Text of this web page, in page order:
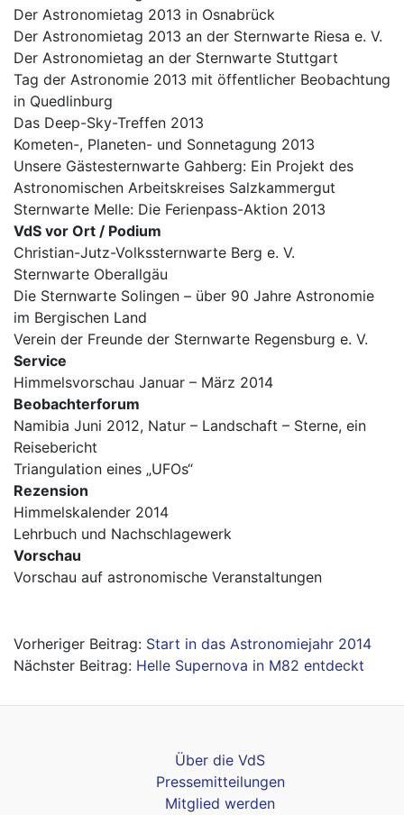
Der Astronomietag 2013 in Osnabrück
Der Astronomietag 2013 an der Sternwarte Riesa e. V.
Der Astronomietag an der Sternwarte Stuttgart
Tag der Astronomie 2013 mit öffentlicher Beobachtung
in Quedlinburg
Das Deep-Sky-Treffen 2013
Kometen-, Planeten- und Sonnetagung 2013
Unsere Gästesternwarte Gahberg: Ein Projekt des
Astronomischen Arbeitskreises Salzkammergut
Sternwarte Melle: Die Ferienpass-Aktion 2013
VdS vor Ort / Podium
Christian-Jutz-Volkssternwarte Berg e. V.
Sternwarte Oberallgäu
Die Sternwarte Solingen – über 90 Jahre Astronomie
im Bergischen Land
Verein der Freunde der Sternwarte Regensburg e. V.
Service
Himmelsvorschau Januar – März 2014
Beobachterforum
Namibia Juni 2012, Natur – Landschaft – Sterne, ein
Reisebericht
Triangulation eines „UFOs“
Rezension
Himmelskalender 2014
Lehrbuch und Nachschlagewerk
Vorschau
Vorschau auf astronomische Veranstaltungen
BeitragsnavigationStart in das Astronomiejahr 2014
Helle Supernova in M82 entdeckt
Über die VdS
Pressemitteilungen
Mitglied werden